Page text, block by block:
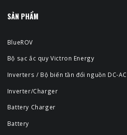
SẢN PHẨM
BlueROV
Bộ sạc ắc quy Victron Energy
Inverters / Bộ biến tần đổi nguồn DC-AC
Inverter/Charger
Battery Charger
Battery